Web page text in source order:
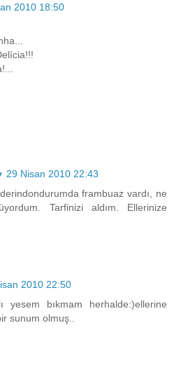
2010 18:50
29 Nisan 2010 22:43
frambuaz vardı, ne
Tarfinizi aldım. Ellerinize
2010 22:50
yesem bıkmam herhalde:)ellerine
sunum olmuş..